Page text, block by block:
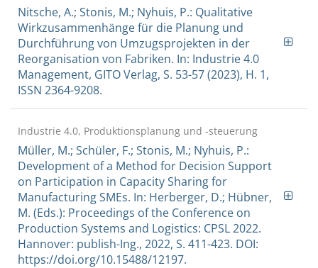
Nitsche, A.; Stonis, M.; Nyhuis, P.: Qualitative
Wirkzusammenhänge für die Planung und
Durchführung von Umzugsprojekten in der
Reorganisation von Fabriken. In: Industrie 4.0
Management, GITO Verlag, S. 53-57 (2023), H. 1,
ISSN 2364-9208.
Industrie 4.0, Produktionsplanung und -steuerung
Müller, M.; Schüler, F.; Stonis, M.; Nyhuis, P.:
Development of a Method for Decision Support
on Participation in Capacity Sharing for
Manufacturing SMEs. In: Herberger, D.; Hübner,
M. (Eds.): Proceedings of the Conference on
Production Systems and Logistics: CPSL 2022.
Hannover: publish-Ing., 2022, S. 411-423. DOI:
https://doi.org/10.15488/12197.